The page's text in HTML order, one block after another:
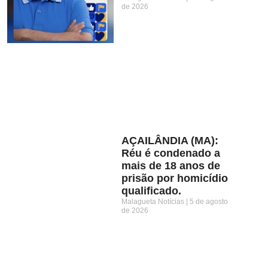
de 2026
AÇAILÂNDIA (MA):
Réu é condenado a
mais de 18 anos de
prisão por homicídio
qualificado.
Malagueta Notícias
5 de agosto
de 2026